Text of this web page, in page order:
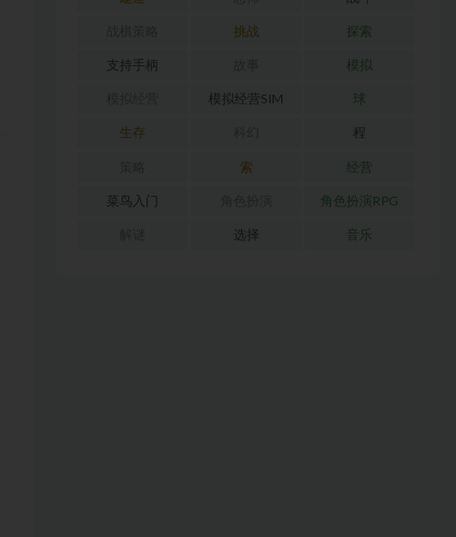
挑战 探索
支持手柄 模拟
模拟经营SIM 球
生存 程
索 经营
菜鸟入门 角色扮演RPG
选择 音乐